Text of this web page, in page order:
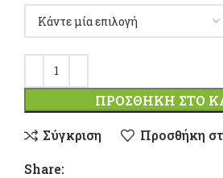
ΠΡΟΣΘΉΚΗ ΣΤΟ
Σύγκριση
Προσθήκη
Share: